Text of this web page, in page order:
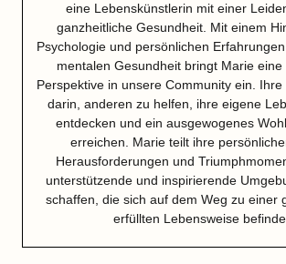
eine Lebenskünstlerin mit einer
ganzheitliche Gesundheit. Mit einem
Psychologie und persönlichen
mentalen Gesundheit bringt Marie
Perspektive in unsere Community ein.
darin, anderen zu helfen, ihre eigene
entdecken und ein ausgewogenes
erreichen. Marie teilt ihre
Herausforderungen und
unterstützende und inspirierende
schaffen, die sich auf dem Weg zu einer
erfüllten Lebensweise